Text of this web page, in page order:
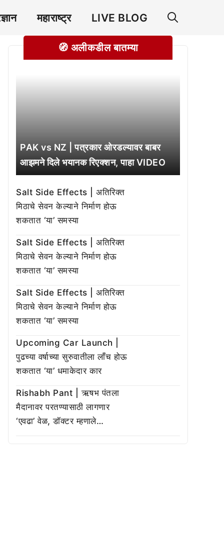
महाराष्ट्र LIVE BLOG
🧭 अलीकडील बातम्या
PAK vs NZ | पत्रकार ओरडल्यावर बाबर
आझमने दिले भयानक रिएक्शन, पाहा VIDEO
Salt Side Effects | अतिरिक्त
मिठाचे सेवन केल्याने निर्माण होऊ
शकतात ‘या’ समस्या
Salt Side Effects | अतिरिक्त
मिठाचे सेवन केल्याने निर्माण होऊ
शकतात ‘या’ समस्या
Salt Side Effects | अतिरिक्त
मिठाचे सेवन केल्याने निर्माण होऊ
शकतात ‘या’ समस्या
Upcoming Car Launch |
पुढच्या वर्षाच्या सुरुवातीला लाँच होऊ
शकतात ‘या’ धमाकेदार कार
Rishabh Pant | ऋषभ पंतला
मैदानावर परतण्यासाठी लागणार
‘एवढा’ वेळ, डॉक्टर म्हणाले…